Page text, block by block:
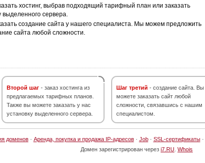
хостинг, выбрав подходящий тарифный план или заказать
выделенного сервера.
создание сайта у нашего специалиста. Мы можем предложить
сайта любой сложности.
Второй шаг - заказ хостинга из
предлагаемых тарифных планов.
Также вы можете заказать у нас
установку выделенного сервера.
Шаг третий - создание сайта. Вы
можете заказать сайт любой
сложности, связавшись с нашим
специалистом.
доменов· Аренда, покупка и продажа IP-адресов· Job· SSL-сертификаты·
Домен зарегистрирован через i7.RU Whois